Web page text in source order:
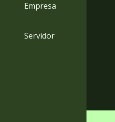
Empresa
Servidor